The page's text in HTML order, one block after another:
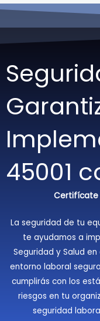
45001
Certifícate
La seguridad de tu
te ayudamos a
Seguridad y Salud
entorno laboral
cumplirás con los
riesgos en tu
seguridad